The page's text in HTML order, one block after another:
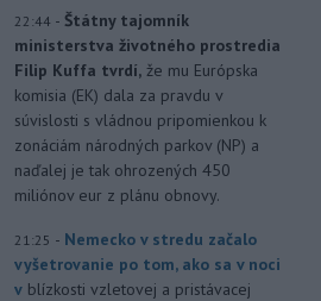
22:44 - Štátny tajomník
ministerstva životného prostredia
Filip Kuffa tvrdí, že mu Európska
komisia (EK) dala za pravdu v
súvislosti s vládnou pripomienkou k
zonáciám národných parkov (NP) a
naďalej je tak ohrozených 450
miliónov eur z plánu obnovy.
21:25 - Nemecko v stredu začalo
vyšetrovanie po tom, ako sa v noci
v blízkosti vzletovej a pristávacej